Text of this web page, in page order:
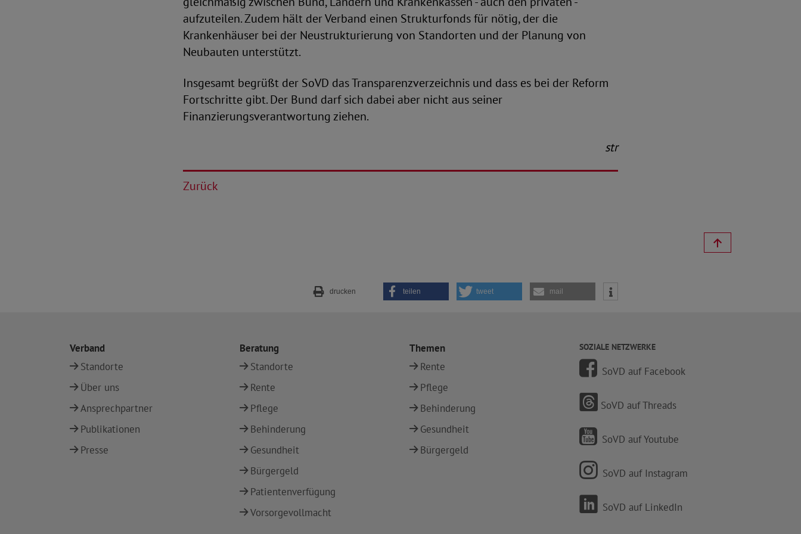
aufzuteilen. Zudem hält der Verband einen Strukturfonds für nötig, der die
Krankenhäuser bei der Neustrukturierung von Standorten und der Planung von
Neubauten unterstützt.
Insgesamt begrüßt der SoVD das Transparenzverzeichnis und dass es bei der Reform
Fortschritte gibt. Der Bund darf sich dabei aber nicht aus seiner
Finanzierungsverantwortung ziehen.
str
Zurück
drucken teilen tweet mail
Verband
Standorte
Über uns
Ansprechpartner
Publikationen
Presse
Beratung
Standorte
Rente
Pflege
Behinderung
Gesundheit
Bürgergeld
Patientenverfügung
Vorsorgevollmacht
Themen
Rente
Pflege
Behinderung
Gesundheit
Bürgergeld
SOZIALE NETZWERKE
SoVD auf Facebook
SoVD auf Threads
SoVD auf Youtube
SoVD auf Instagram
SoVD auf LinkedIn